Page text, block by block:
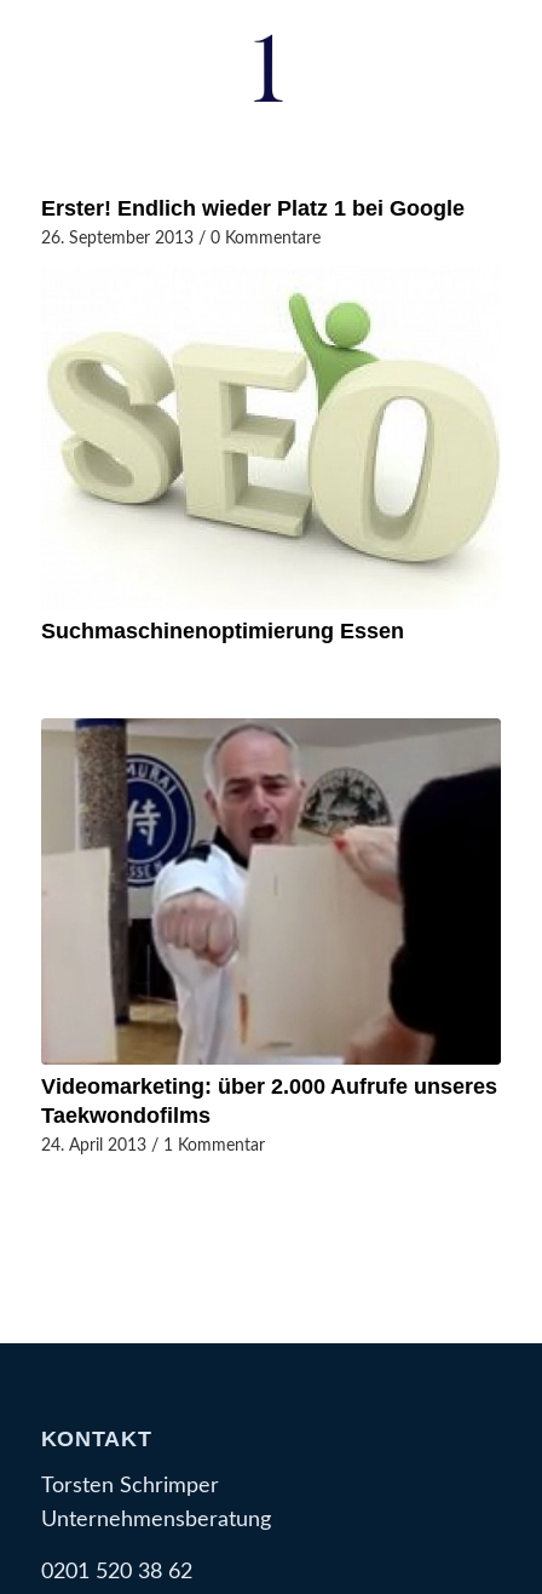
Erster! Endlich wieder Platz 1 bei Google
26. September 2013 / 0 Kommentare
Suchmaschinenoptimierung Essen
Videomarketing: über 2.000 Aufrufe unseres
Taekwondofilms
24. April 2013 / 1 Kommentar
KONTAKT
Torsten Schrimper
Unternehmensberatung
0201 520 38 62